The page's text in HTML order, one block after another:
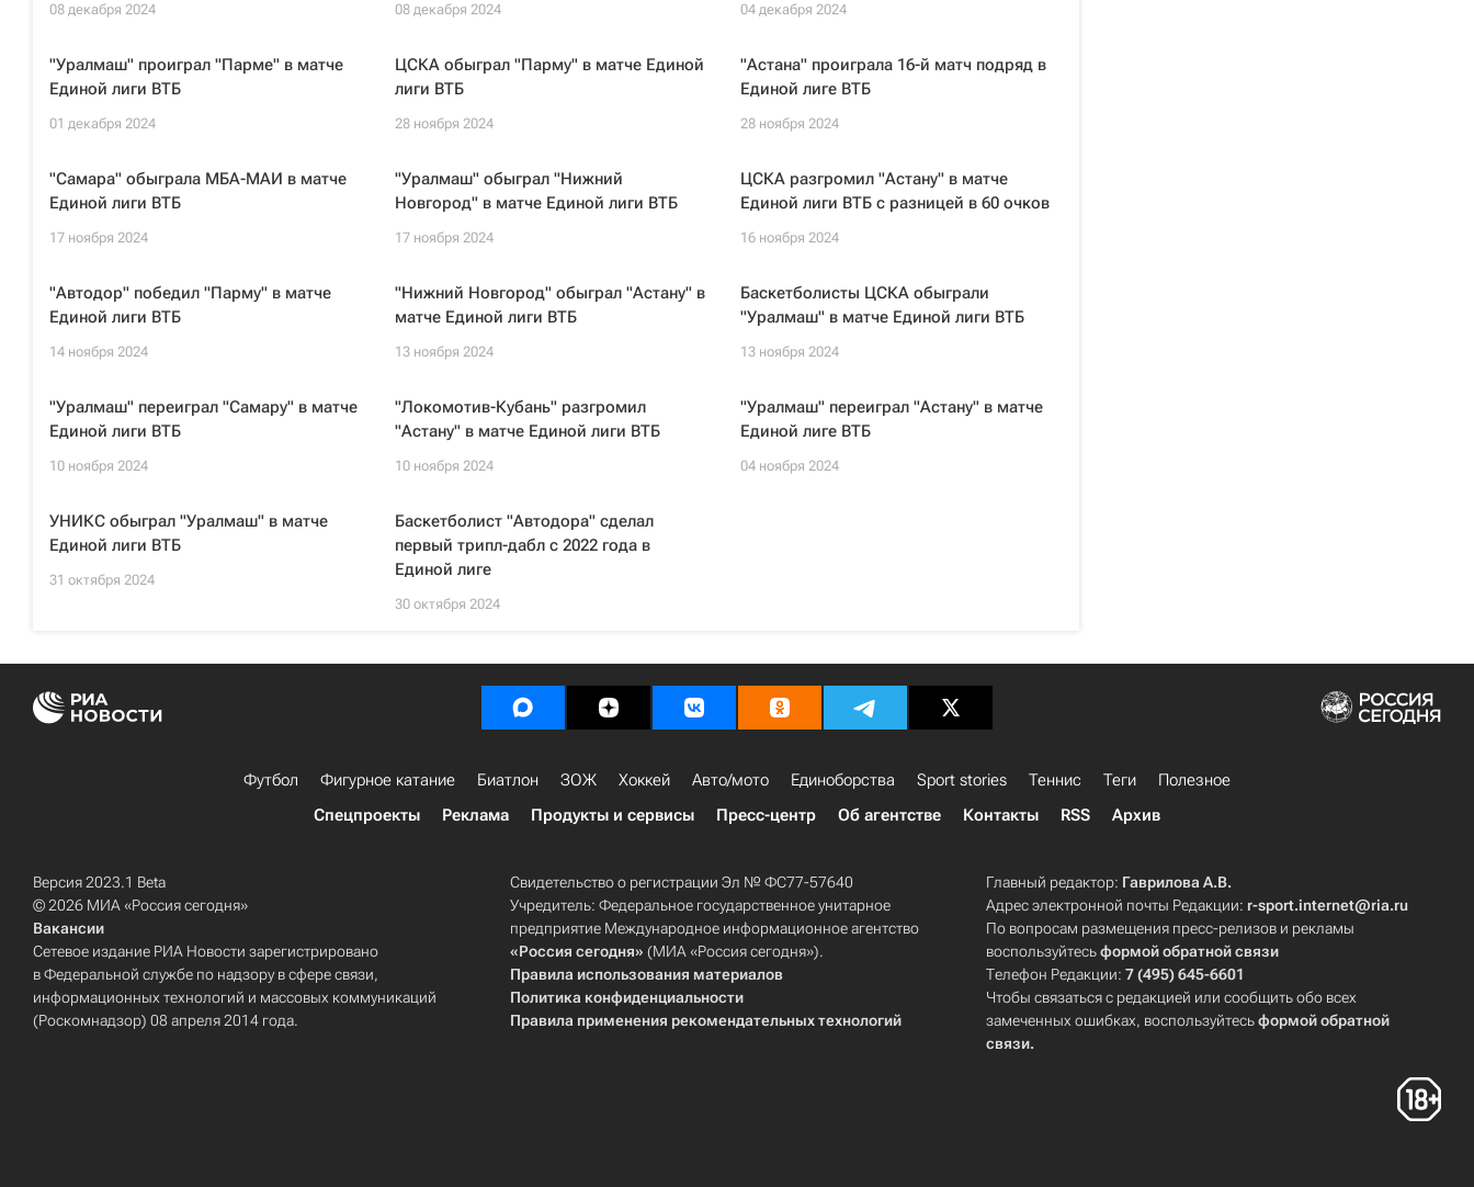
08 декабря 2024 08 декабря 2024 04 декабря 2024
"Уралмаш" проиграл "Парме" в матче
Единой лиги ВТБ
01 декабря 2024
ЦСКА обыграл "Парму" в матче Единой
лиги ВТБ
28 ноября 2024
"Астана" проиграла 16-й матч подряд в
Единой лиге ВТБ
28 ноября 2024
"Самара" обыграла МБА-МАИ в матче
Единой лиги ВТБ
17 ноября 2024
"Уралмаш" обыграл "Нижний
Новгород" в матче Единой лиги ВТБ
17 ноября 2024
ЦСКА разгромил "Астану" в матче
Единой лиги ВТБ с разницей в 60 очков
16 ноября 2024
"Автодор" победил "Парму" в матче
Единой лиги ВТБ
14 ноября 2024
"Нижний Новгород" обыграл "Астану" в
матче Единой лиги ВТБ
13 ноября 2024
Баскетболисты ЦСКА обыграли
"Уралмаш" в матче Единой лиги ВТБ
13 ноября 2024
"Уралмаш" переиграл "Самару" в матче
Единой лиги ВТБ
10 ноября 2024
"Локомотив-Кубань" разгромил
"Астану" в матче Единой лиги ВТБ
10 ноября 2024
"Уралмаш" переиграл "Астану" в матче
Единой лиге ВТБ
04 ноября 2024
УНИКС обыграл "Уралмаш" в матче
Единой лиги ВТБ
31 октября 2024
Баскетболист "Автодора" сделал
первый трипл-дабл с 2022 года в
Единой лиге
30 октября 2024
Футбол Фигурное катание Биатлон ЗОЖ Хоккей Авто/мото Единоборства Sport stories Теннис Теги
Полезное
Спецпроекты
Реклама Продукты и сервисы Пресс-центр Об агентстве Контакты RSS Архив
Версия 2023.1 Beta
© 2026 МИА «Россия сегодня»
Вакансии
Сетевое издание РИА Новости зарегистрировано
в Федеральной службе по надзору в сфере связи,
информационных технологий и массовых коммуникаций
(Роскомнадзор) 08 апреля 2014 года.
Свидетельство о регистрации Эл № ФС77-57640
Учредитель: Федеральное государственное унитарное
предприятие Международное информационное агентство
«Россия сегодня» (МИА «Россия сегодня»).
Правила использования материалов
Политика конфиденциальности
Правила применения рекомендательных технологий
Главный редактор: Гаврилова А.В.
Адрес электронной почты Редакции: r-sport.internet@ria.ru
По вопросам размещения пресс-релизов и рекламы
воспользуйтесьформой обратной связи
Телефон Редакции:7 (495) 645-6601
Чтобы связаться с редакцией или сообщить обо всех
замеченных ошибках, воспользуйтесьформой обратной
связи.